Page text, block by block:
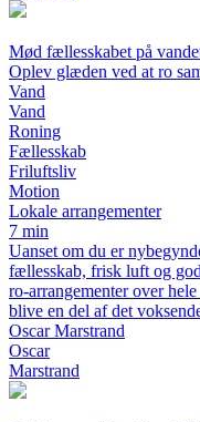
Mød fællesskabet på
Oplev glæden ved at ro
Vand
Vand
Roning
Fællesskab
Friluftsliv
Motion
Lokale arrangementer
7 min
Uanset om du er
fællesskab, frisk luft og
ro-arrangementer over
blive en del af det
Oscar Marstrand
Oscar
Marstrand